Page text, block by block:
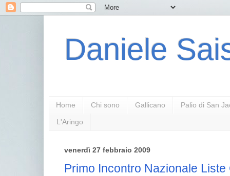
Daniele
Home Chi sono Gallicano Palio di San
L'Aringo
venerdì 27 febbraio 2009
Primo Incontro Nazionale Liste